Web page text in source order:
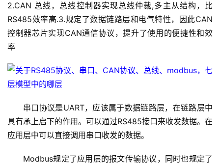
首
页
2
.
2.CAN 总线，总线控制器实现总线仲裁,多主从结构，比
RS485效率高.3.规定了数据链路层和电气特性，因此CAN
控制器芯片实现CAN通信协议，提升了使用的便捷性和效
率
串口协议是UART，应该属于数据链路层，在链路层中
具有承上启下的作用。可以通过RS485接口来收发数据。在
应用层中可以直接调用串口收发的数据。
Modbus规定了应用层的报文传输协议，同时也规定了